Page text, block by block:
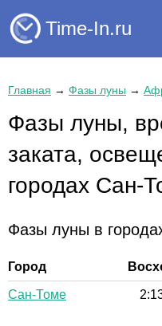
Time-In.ru
Главная → Фазы луны →
Фазы луны,
заката,
городах Сан-
Фазы луны в
Город
Сан-Томе